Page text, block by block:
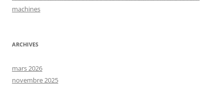
machines
ARCHIVES
mars 2026
novembre 2025